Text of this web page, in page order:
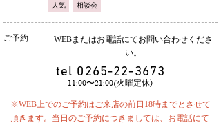
人気 相談会
ご予約
WEBまたはお電話にてお問い合わせくださ
い。
tel 0265-22-3673
11:00〜21:00(火曜定休)
※WEB上でのご予約はご来店の前日18時までとさせて
頂きます。当日のご予約につきましては、お電話にて